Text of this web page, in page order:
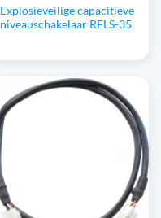
Explosieveilige capacitieve
niveauschakelaar RFLS-35